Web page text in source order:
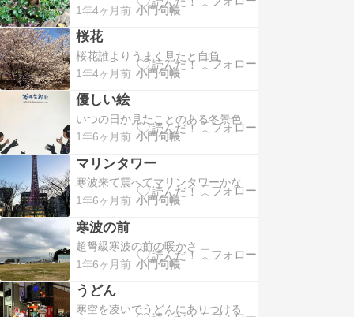
1年4ヶ月前 小門句帳
桜花
桜花誰よりうまく見たと自負
1年4ヶ月前 小門句帳
優しい絵
いつの日か見たことのある冬景色
1年6ヶ月前 小門句帳
マリンタワー
寒波来て震へてマリンタワーかな
1年6ヶ月前 小門句帳
寒波の前
超弩級寒波の前の暖かさ
1年6ヶ月前 小門句帳
うどん
寒空を凌いでうどんにありつける